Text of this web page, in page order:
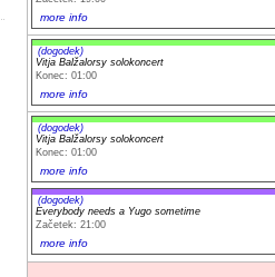
more info
(dogodek)
Vitja Balžalorsy solokoncert
Konec: 01:00
more info
(dogodek)
Vitja Balžalorsy solokoncert
Konec: 01:00
more info
(dogodek)
Everybody needs a Yugo sometime
Začetek: 21:00
more info